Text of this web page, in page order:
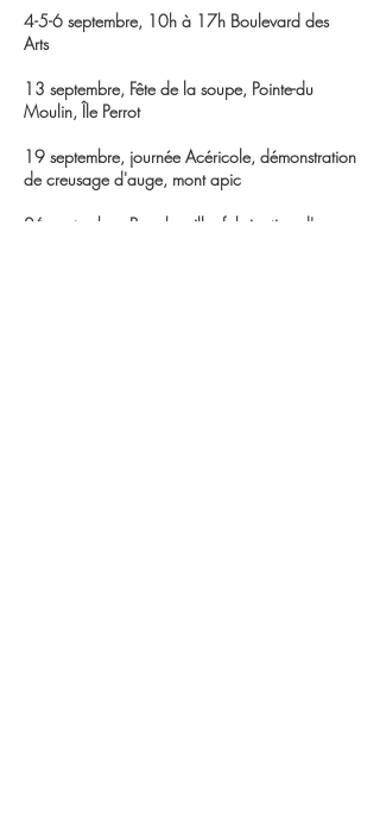
4-5-6 septembre, 10h à 17h Boulevard des
Arts
13 septembre, Fête de la soupe, Pointe-du
Moulin, Île Perrot
19 septembre, journée Acéricole, démonstration
de creusage d'auge, mont apic
26 septembre, Boucherville, fabrication d'un